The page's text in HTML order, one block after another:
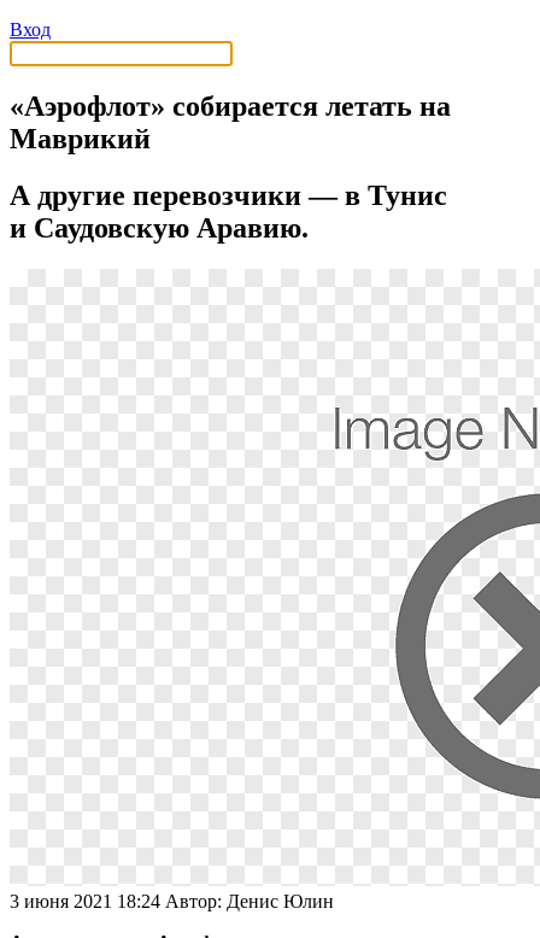
Вход
«Аэрофлот» собирается летать на
Маврикий
А другие перевозчики — в Тунис
и Саудовскую Аравию.
3 июня 2021 18:24 Автор: Денис Юлин